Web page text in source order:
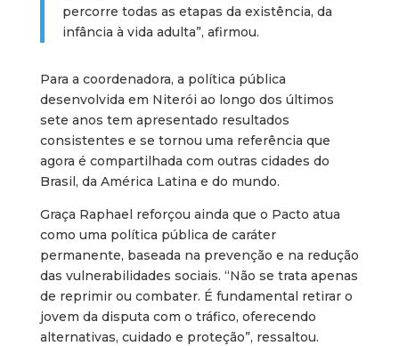
percorre todas as etapas da existência, da
infância à vida adulta”, afirmou.
Para a coordenadora, a política pública
desenvolvida em Niterói ao longo dos últimos
sete anos tem apresentado resultados
consistentes e se tornou uma referência que
agora é compartilhada com outras cidades do
Brasil, da América Latina e do mundo.
Graça Raphael reforçou ainda que o Pacto atua
como uma política pública de caráter
permanente, baseada na prevenção e na redução
das vulnerabilidades sociais. “Não se trata apenas
de reprimir ou combater. É fundamental retirar o
jovem da disputa com o tráfico, oferecendo
alternativas, cuidado e proteção”, ressaltou.